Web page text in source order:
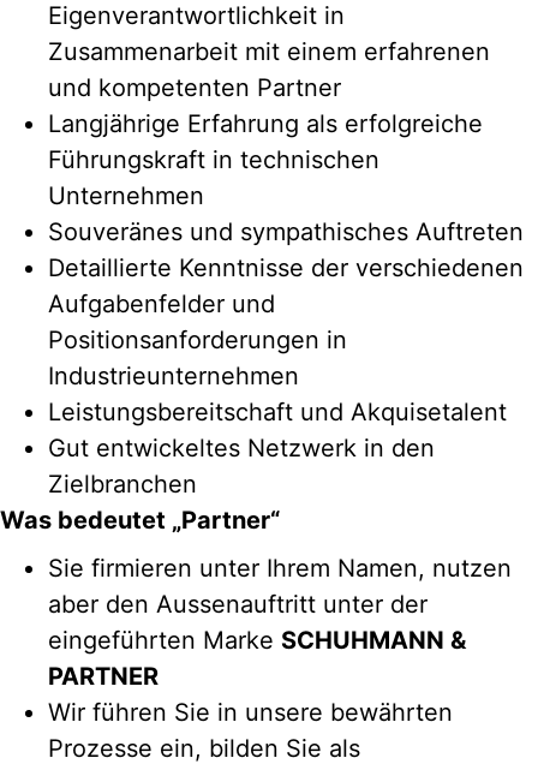
Eigenverantwortlichkeit in
Zusammenarbeit mit einem erfahrenen
und kompetenten Partner
Langjährige Erfahrung als erfolgreiche
Führungskraft in technischen
Unternehmen
Souveränes und sympathisches Auftreten
Detaillierte Kenntnisse der verschiedenen
Aufgabenfelder und
Positionsanforderungen in
Industrieunternehmen
Leistungsbereitschaft und Akquisetalent
Gut entwickeltes Netzwerk in den
Zielbranchen
Was bedeutet „Partner“
Sie firmieren unter Ihrem Namen, nutzen
aber den Aussenauftritt unter der
eingeführten Marke SCHUHMANN &
PARTNER
Wir führen Sie in unsere bewährten
Prozesse ein, bilden Sie als